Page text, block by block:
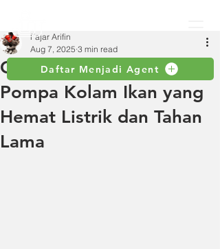
Daftar Menjadi Agent
Cara Memilih Mesin
Pompa Kolam Ikan yang
Hemat Listrik dan Tahan
Lama
Fajar Arifin
Aug 7, 2025 3 min read